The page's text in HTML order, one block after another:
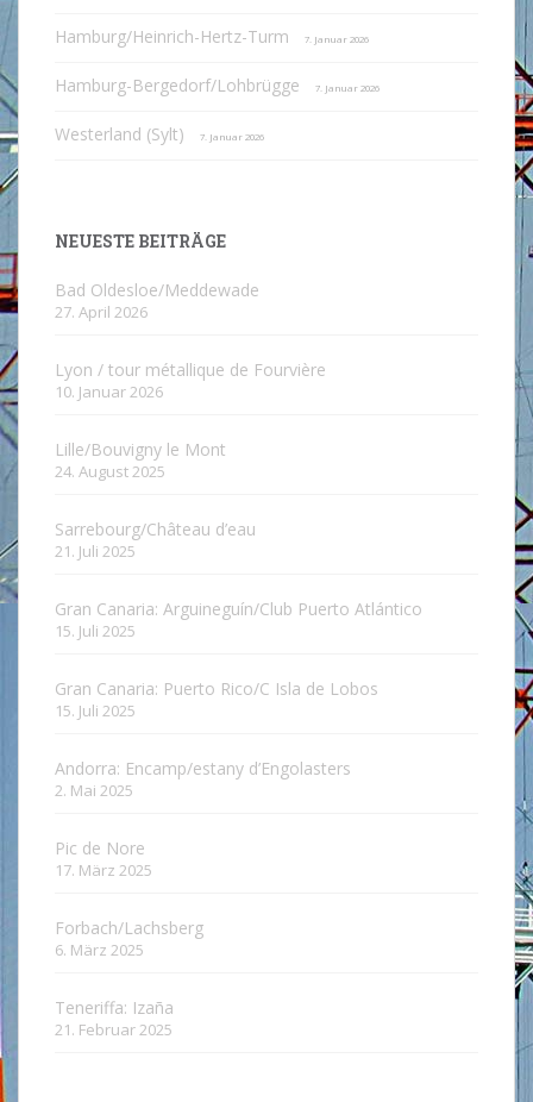
Hamburg/Heinrich-Hertz-Turm 7. Januar 2026
Hamburg-Bergedorf/Lohbrügge 7. Januar 2026
Westerland (Sylt) 7. Januar 2026
NEUESTE BEITRÄGE
Bad Oldesloe/Meddewade
27. April 2026
Lyon / tour métallique de Fourvière
10. Januar 2026
Lille/Bouvigny le Mont
24. August 2025
Sarrebourg/Château d’eau
21. Juli 2025
Gran Canaria: Arguineguín/Club Puerto Atlántico
15. Juli 2025
Gran Canaria: Puerto Rico/C Isla de Lobos
15. Juli 2025
Andorra: Encamp/estany d’Engolasters
2. Mai 2025
Pic de Nore
17. März 2025
Forbach/Lachsberg
6. März 2025
Teneriffa: Izaña
21. Februar 2025